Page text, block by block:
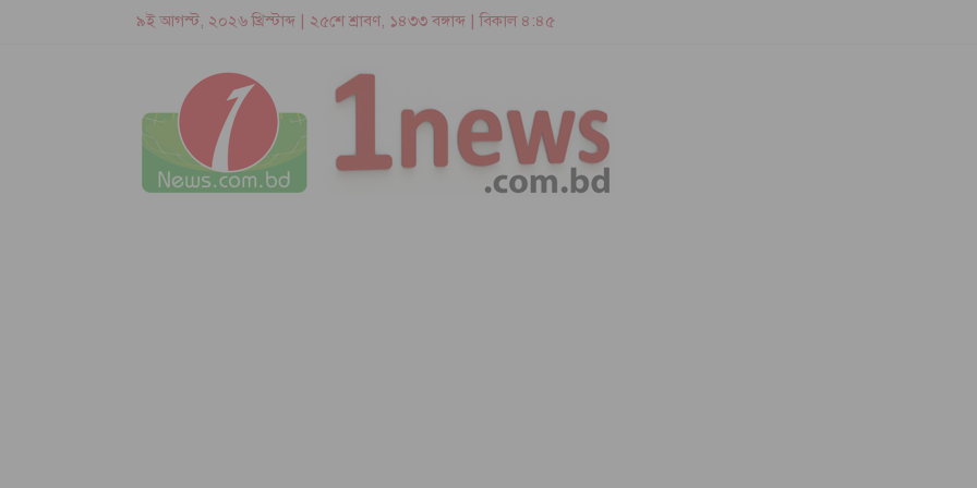
৯ই আগস্ট, ২০২৬ খ্রিস্টাব্দ | ২৫শে শ্রাবণ, ১৪৩৩ বঙ্গাব্দ | বিকাল ৪:৪৫